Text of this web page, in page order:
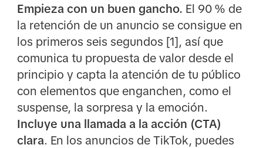
Empieza con un buen gancho. El 90 % de
la retención de un anuncio se consigue en
los primeros seis segundos [1], así que
comunica tu propuesta de valor desde el
principio y capta la atención de tu público
con elementos que enganchen, como el
suspense, la sorpresa y la emoción.
Incluye una llamada a la acción (CTA)
clara. En los anuncios de TikTok, puedes